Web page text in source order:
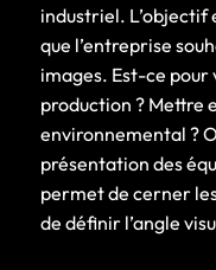
industriel. L’objectif
que l’entreprise
images. Est-ce pour
production ? Mettre
environnemental ?
présentation des
permet de cerner
de définir l’angle